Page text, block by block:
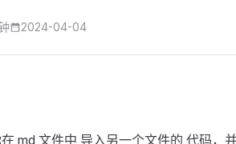
2024-04-04
md 文件中 导入另一个文件的 代码，